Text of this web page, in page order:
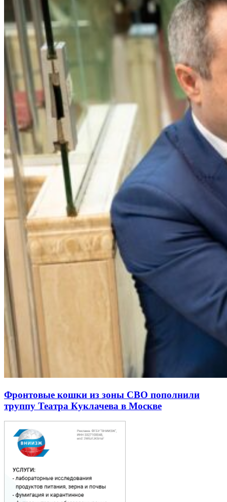
Фронтовые кошки из зоны СВО пополнили
труппу Театра Куклачева в Москве